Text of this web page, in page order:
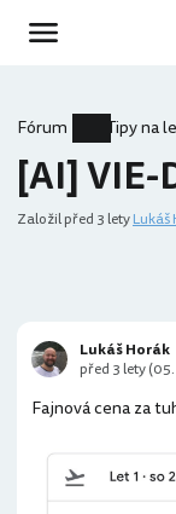
Fórum Tipy na
[AI] VIE-
Založilpřed 3 letyLukáš
Fajnová cena za
Lukáš Horák
před 3 lety